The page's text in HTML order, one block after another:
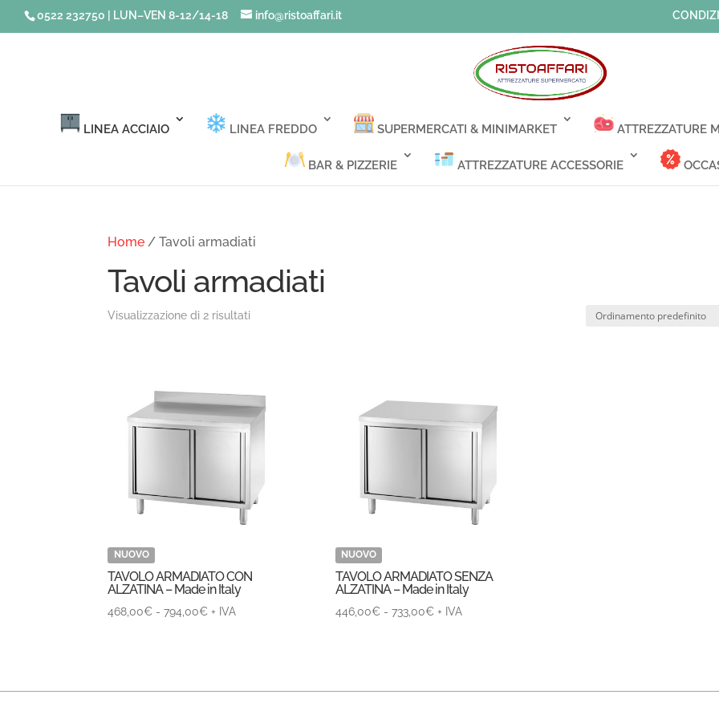
0522 232750 | LUN–VEN 8-12/14-18 info@ristoaffari.it
LINEA ACCIAIO LINEA FREDDO SUPERMERCATI & MINIMARKET ATTREZZATURE
BAR & PIZZERIE ATTREZZATURE ACCESSORIE
Home / Tavoli armadiati
Tavoli armadiati
Visualizzazione di 2 risultati
NUOVO
TAVOLO ARMADIATO CON
ALZATINA – Made in Italy
468,00€ - 794,00€Fascia
+ IVA
NUOVO
TAVOLO ARMADIATO SENZA
ALZATINA – Made in Italy
446,00€ - 733,00€Fascia
+ IVA